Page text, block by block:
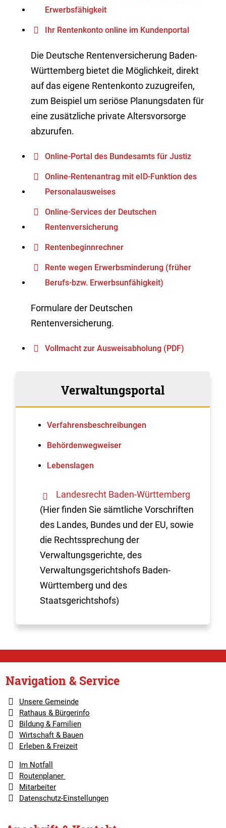
Erwerbsfähigkeit
Ihr Rentenkonto online im Kundenportal
Die Deutsche Rentenversicherung Baden-
Württemberg bietet die Möglichkeit, direkt
auf das eigene Rentenkonto zuzugreifen,
zum Beispiel um seriöse Planungsdaten für
eine zusätzliche private Altersvorsorge
abzurufen.
Online-Portal des Bundesamts für Justiz
Online-Rentenantrag mit eID-Funktion des
Personalausweises
Online-Services der Deutschen
Rentenversicherung
Rentenbeginnrechner
Rente wegen Erwerbsminderung (früher
Berufs-bzw. Erwerbsunfähigkeit)
Formulare der Deutschen
Rentenversicherung.
Vollmacht zur Ausweisabholung (PDF)
Verwaltungsportal
Verfahrens­beschreibungen
Behördenwegweiser
Lebenslagen
Landesrecht Baden-Württemberg
(Hier finden Sie sämtliche Vorschriften
des Landes, Bundes und der EU, sowie
die Rechtssprechung der
Verwaltungsgerichte, des
Verwaltungsgerichtshofs Baden-
Württemberg und des
Staatsgerichtshofs)
Navigation & Service
Unsere Gemeinde
Rathaus & Bürgerinfo
Bildung & Familien
Wirtschaft & Bauen
Erleben & Freizeit
Im Notfall
Routenplaner
Mitarbeiter
Datenschutz-Einstellungen